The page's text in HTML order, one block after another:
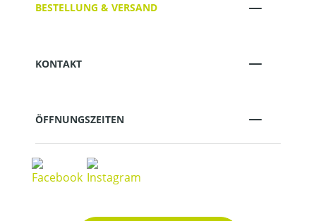
BESTELLUNG & VERSAND
KONTAKT
ÖFFNUNGSZEITEN